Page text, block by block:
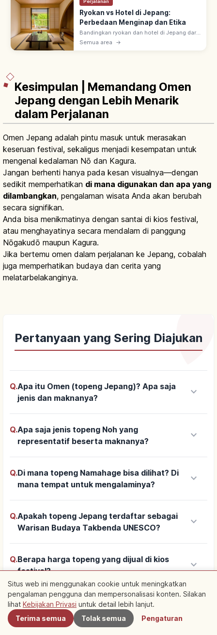
Perjalanan
Ryokan vs Hotel di Jepang:
Perbedaan Menginap dan Etika
Bandingkan ryokan dan hotel di Jepang dari
sisi kamar, makanan, onsen, serta aturan
Semua area →
Kesimpulan | Memandang Omen
Jepang dengan Lebih Menarik
dalam Perjalanan
Omen Jepang adalah pintu masuk untuk merasakan
keseruan festival, sekaligus menjadi kesempatan untuk
mengenal kedalaman Nō dan Kagura.
Jangan berhenti hanya pada kesan visualnya—dengan
sedikit memperhatikan di mana digunakan dan apa yang
dilambangkan, pengalaman wisata Anda akan berubah
secara signifikan.
Anda bisa menikmatinya dengan santai di kios festival,
atau menghayatinya secara mendalam di panggung
Nōgakudō maupun Kagura.
Jika bertemu omen dalam perjalanan ke Jepang, cobalah
juga memperhatikan budaya dan cerita yang
melatarbelakanginya.
Pertanyaan yang Sering Diajukan
Q.Apa itu Omen (topeng Jepang)? Apa saja
jenis dan maknanya?
keyboard_arrow_down
Q.Apa saja jenis topeng Noh yang
representatif beserta maknanya?
keyboard_arrow_down
Q.Di mana topeng Namahage bisa dilihat? Di
mana tempat untuk mengalaminya?
keyboard_arrow_down
Q.Apakah topeng Jepang terdaftar sebagai
Warisan Budaya Takbenda UNESCO?
keyboard_arrow_down
Q.Berapa harga topeng yang dijual di kios
festival?
keyboard_arrow_down
Q.Di mana bisa membeli topeng Noh atau
Kagura? Berapa kisaran harganya?
Terdekat
Situs web ini menggunakan cookie untuk meningkatkan
pengalaman pengguna dan mempersonalisasi konten. Silakan
lihat Kebijakan Privasi untuk detail lebih lanjut.
Terima semua
Tolak semua Pengaturan